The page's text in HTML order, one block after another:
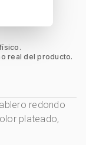
real del producto.
redondo
plateado,